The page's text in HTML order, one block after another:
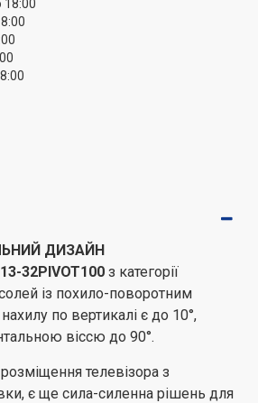
та задньої коробки телевізора.
кріпленням,
карті, а яким стандартом
дізнатися з інструкції до
цю відстань самостійно з
кронштейна максимальна
повороту по горизонталі.
32PIVOT100 розрахований на
в діапазоні від 13 до 32
вага ТВ, який здатний
32PIVOT100становить 20 кг.
міцності, порушувати цю
рекомендується.
18:00
ДИЗАЙН
32PIVOT100 з категорії
із похило-поворотним
по вертикалі є до 10°,
віссю до 90°.
телевізора з
є ще сила-силенна рішень для